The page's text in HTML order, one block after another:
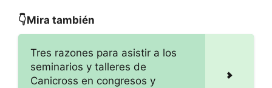
👇Mira también
Tres razones para asistir a los
seminarios y talleres de
Canicross en congresos y